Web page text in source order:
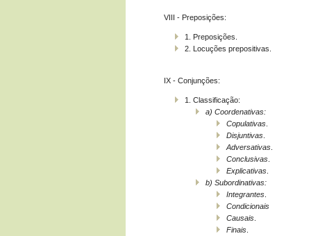
VIII - Preposições:
1. Preposições.
2. Locuções prepositivas.
IX - Conjunções:
1. Classificação:
a) Coordenativas:
Copulativas
Disjuntivas
Adversativas
Conclusivas
Explicativas
b) Subordinativas:
Integrantes
Condicionais
Causais
Finais